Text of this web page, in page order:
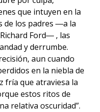
que intuyen en la
de los padres ―a la
Ford― , las
y derrumbe.
aun cuando
en la niebla de
fría que atraviesa la
estos ritos de
relativa oscuridad”.